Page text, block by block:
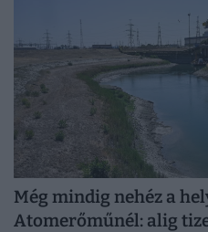
Még mindig nehéz a
Atomerőműnél: alig